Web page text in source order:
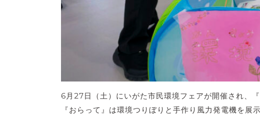
6月27日（土）にいがた市民環境フェアが開催され、
『おらって』は環境つりぼりと手作り風力発電機を